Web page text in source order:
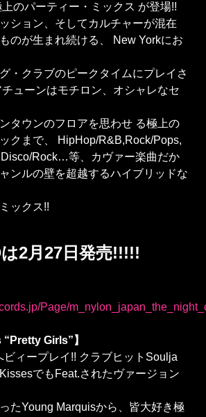
のパーティー・ミックス が登場!!
ション、そしてカルチャーが混在
のが生まれ続ける、 New Yorkにお
・クラブのピークタイムにプレイさ
ューンはモチロン、オシャレなセ
タウンのフロアを思わせ る極上の
クまで、 HipHop/R&B,Rock/Pops,
Rock…等、カヴァー楽曲だか
ンルの壁を超越するハイブリッドな
ックス!!
2月27日発売!!!!!
Page/
Girls”】
ビィープレイ!! クラブヒットSoulja
でもFeat.されたヴァージョン
たYoung Marquisから、皆大好き極